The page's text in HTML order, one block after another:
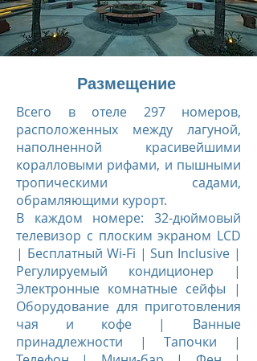
Размещение
Всего в отеле 297 номеров,
расположенных между лагуной,
наполненной красивейшими
коралловыми рифами, и пышными
тропическими садами,
обрамляющими курорт.
В каждом номере: 32-дюймовый
телевизор с плоским экраном LCD
| Бесплатный Wi-Fi | Sun Inclusive |
Регулируемый кондиционер |
Электронные комнатные сейфы |
Оборудование для приготовления
чая и кофе | Ванные
принадлежности | Тапочки |